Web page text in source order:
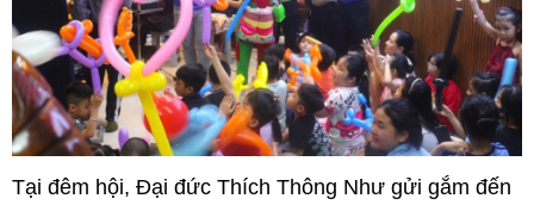
Tại đêm hội, Đại đức Thích Thông Như gửi gắm đến